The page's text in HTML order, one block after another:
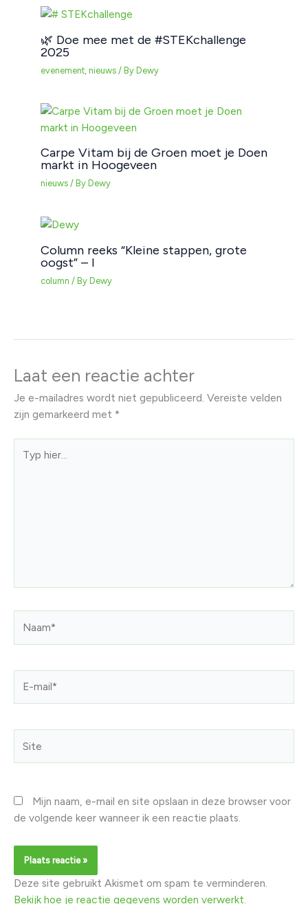
🌿 Doe mee met de #STEKchallenge
2025
evenement, nieuws/ By Dewy
Carpe Vitam bij de Groen moet je Doen
markt in Hoogeveen
nieuws/ By Dewy
Column reeks “Kleine stappen, grote
oogst” – I
column / By Dewy
Laat een reactie achter
Je e-mailadres wordt niet gepubliceerd. Vereiste velden
zijn gemarkeerd met *
hier...
mail*
Mijn naam, e-mail en site opslaan in deze browser voor
de volgende keer wanneer ik een reactie plaats.
Deze site gebruikt Akismet om spam te verminderen.
Bekijk hoe je reactie gegevens worden verwerkt